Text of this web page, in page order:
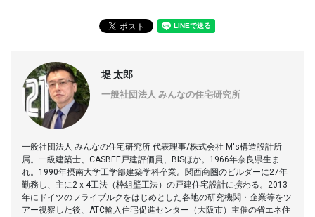
堤 太郎
一般社団法人 みんなの住宅研究所
一般社団法人 みんなの住宅研究所 代表理事/株式会社 M's構造設計所
属。一級建築士、CASBEE戸建評価員、BISほか。1966年奈良県生ま
れ。1990年摂南大学工学部建築学科卒業。関西商圏のビルダーに27年
勤務し、主に2ｘ4工法（枠組壁工法）の戸建住宅設計に携わる。2013
年にドイツのフライブルクをはじめとした各地の研究機関・企業等をツ
アー視察した後、ATC輸入住宅促進センター（大阪市）主催の省エネ住